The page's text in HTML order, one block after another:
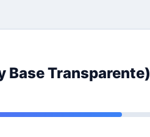
Base Transparente)